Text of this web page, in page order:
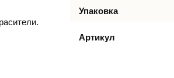
Упаковка
Артикул